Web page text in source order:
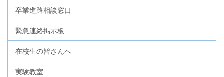
卒業進路相談窓口
緊急連絡掲示板
在校生の皆さんへ
実験教室